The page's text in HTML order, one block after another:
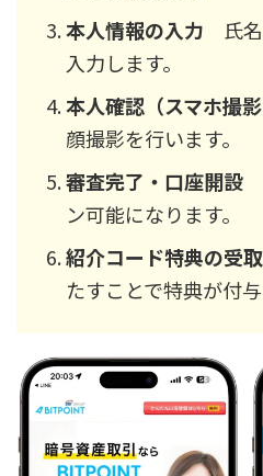
本人情報の入力 氏
入力します。
本人確認（スマホ撮影
顔撮影を行います。
審査完了・口座開設
ン可能になります。
紹介コード特典の受
たすことで特典が付与